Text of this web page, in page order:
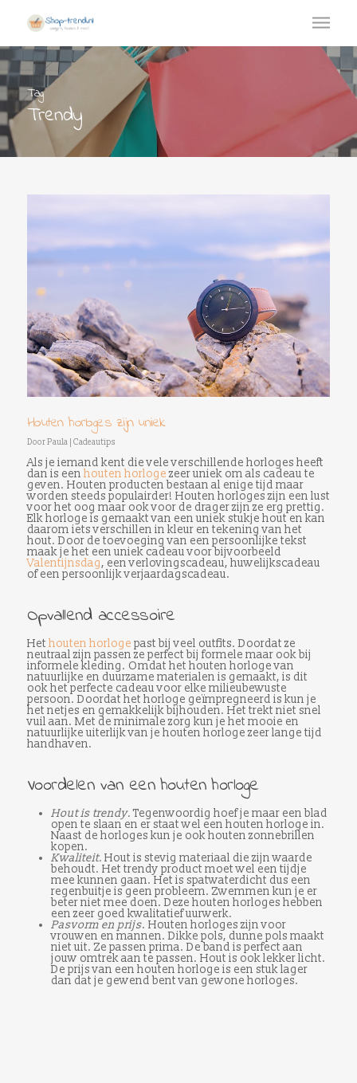
Tag
Trendy
Houten horloges zijn uniek
Door Paula Cadeautips
Als je iemand kent die vele verschillende horloges heeft
dan is een houten horlogezeer uniek om als cadeau te
geven. Houten producten bestaan al enige tijd maar
worden steeds populairder! Houten horloges zijn een lust
voor het oog maar ook voor de drager zijn ze erg prettig.
Elk horloge is gemaakt van een uniek stukje hout en kan
daarom iets verschillen in kleur en tekening van het
hout. Door de toevoeging van een persoonlijke tekst
maak je het een uniek cadeau voor bijvoorbeeld
Valentijnsdag, een verlovingscadeau, huwelijkscadeau
of een persoonlijk verjaardagscadeau.
Opvallend accessoire
Het houten horloge past bij veel outfits. Doordat ze
neutraal zijn passen ze perfect bij formele maar ook bij
informele kleding. Omdat het houten horloge van
natuurlijke en duurzame materialen is gemaakt, is dit
ook het perfecte cadeau voor elke milieubewuste
persoon. Doordat het horloge geïmpregneerd is kun je
het netjes en gemakkelijk bijhouden. Het trekt niet snel
vuil aan. Met de minimale zorg kun je het mooie en
natuurlijke uiterlijk van je houten horloge zeer lange tijd
handhaven.
Voordelen van een houten horloge
Hout is trendy.Tegenwoordig hoef je maar een blad
open te slaan en er staat wel een houten horloge in.
Naast de horloges kun je ook houten zonnebrillen
kopen.
Kwaliteit. Hout is stevig materiaal die zijn waarde
behoudt. Het trendy product moet wel een tijdje
mee kunnen gaan. Het is spatwaterdicht dus een
regenbuitje is geen probleem. Zwemmen kun je er
beter niet mee doen. Deze houten horloges hebben
een zeer goed kwalitatief uurwerk.
Pasvorm en prijs. Houten horloges zijn voor
vrouwen en mannen. Dikke pols, dunne pols maakt
niet uit. Ze passen prima. De band is perfect aan
jouw omtrek aan te passen. Hout is ook lekker licht.
De prijs van een houten horloge is een stuk lager
dan dat je gewend bent van gewone horloges.